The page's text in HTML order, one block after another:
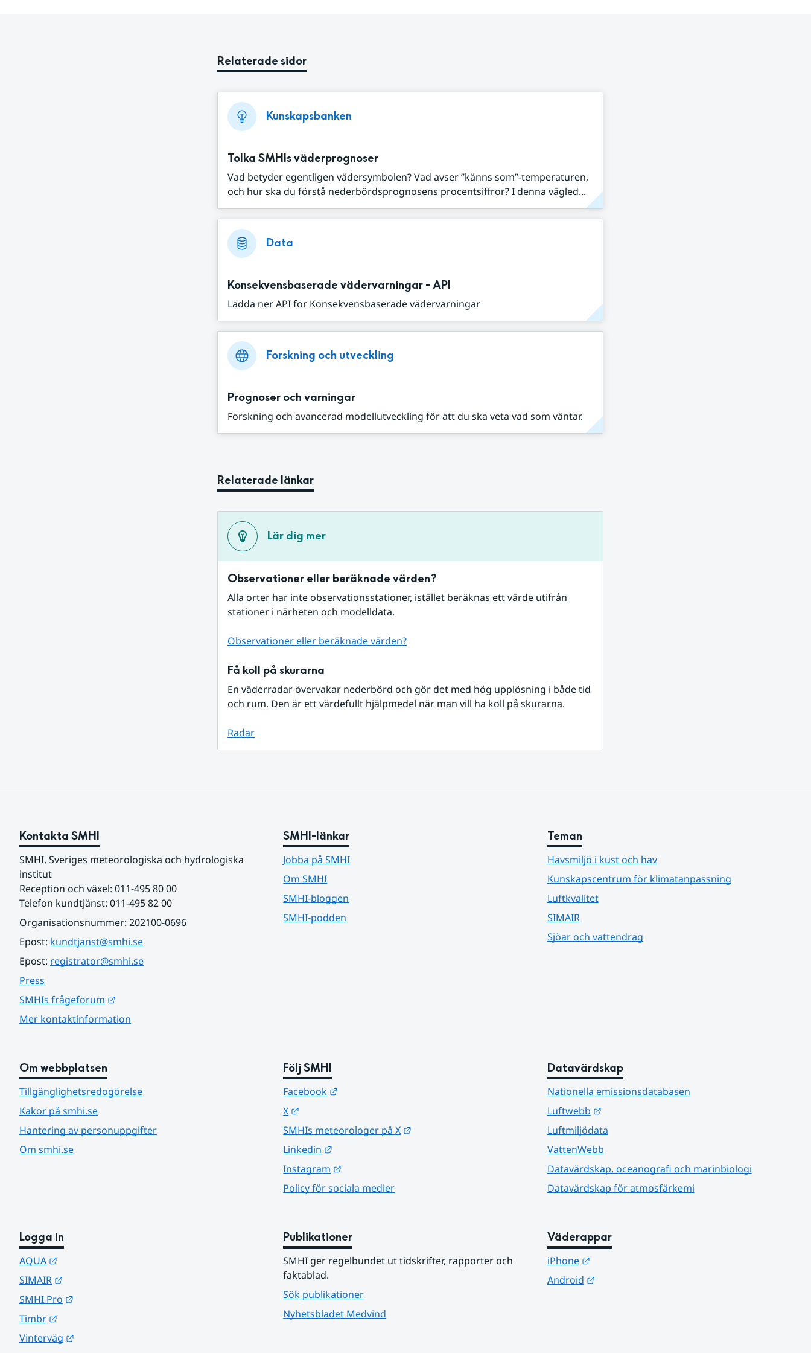
Relaterade sidor
Kunskapsbanken
Tolka SMHIs väderprognoser
Vad betyder egentligen vädersymbolen? Vad avser ”känns som”-temperaturen,
och hur ska du förstå nederbördsprognosens procentsiffror? I denna vägled...
Data
Konsekvensbaserade vädervarningar - API
Ladda ner API för Konsekvensbaserade vädervarningar
Forskning och utveckling
Prognoser och varningar
Forskning och avancerad modellutveckling för att du ska veta vad som väntar.
Relaterade länkar
Lär dig mer
Observationer eller beräknade värden?
Alla orter har inte observationsstationer, istället beräknas ett värde utifrån
stationer i närheten och modelldata.
Observationer eller beräknade värden?
Få koll på skurarna
En väderradar övervakar nederbörd och gör det med hög upplösning i både tid
och rum. Den är ett värdefullt hjälpmedel när man vill ha koll på skurarna.
Radar
Kontakta SMHI
SMHI, Sveriges meteorologiska och hydrologiska
institut
Reception och växel: 011-495 80 00
Telefon kundtjänst: 011-495 82 00
Organisationsnummer: 202100-0696
Epost: kundtjanst@smhi.se
Epost: registrator@smhi.se
Press
SMHIs frågeforum
Mer kontaktinformation
SMHI-länkar
Jobba på SMHI
Om SMHI
SMHI-bloggen
SMHI-podden
Teman
Havsmiljö i kust och hav
Kunskapscentrum för klimatanpassning
Luftkvalitet
SIMAIR
Sjöar och vattendrag
Om webbplatsen
Tillgänglighetsredogörelse
Kakor på smhi.se
Hantering av personuppgifter
Om smhi.se
Följ SMHI
Facebook
X
SMHIs meteorologer på X
Linkedin
Instagram
Policy för sociala medier
Datavärdskap
Nationella emissionsdatabasen
Luftwebb
Länk till annan webbplats.
Luftmiljödata
VattenWebb
Datavärdskap, oceanografi och marinbiologi
Datavärdskap för atmosfärkemi
Logga in
AQUA
SIMAIR
SMHI Pro
Timbr
Vinterväg
Publikationer
SMHI ger regelbundet ut tidskrifter, rapporter och
faktablad.
Sök publikationer
Nyhetsbladet Medvind
Väderappar
iPhone
Länk till annan webbplats.
Android
Länk till annan webbplats.